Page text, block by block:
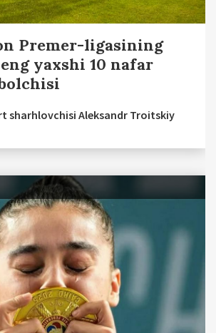
Premer-ligasining
yaxshi 10 nafar
sharhlovchisi Aleksandr Troitskiy